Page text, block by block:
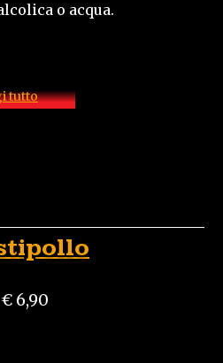
o acqua.
tutto
€ 6,90